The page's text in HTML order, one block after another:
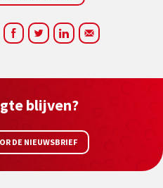
blijven?
DE NIEUWSBRIEF